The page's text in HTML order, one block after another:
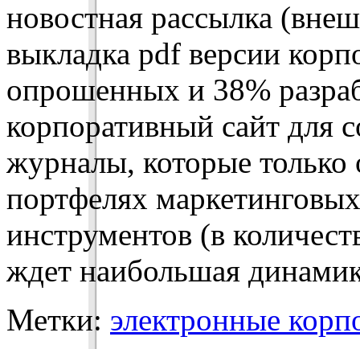
новостная рассылка
выкладка pdf версии
опрошенных и 38%
корпоративный сайт для
журналы, которые только
портфелях
инструментов (в
ждет наибольшая
Метки: электронные